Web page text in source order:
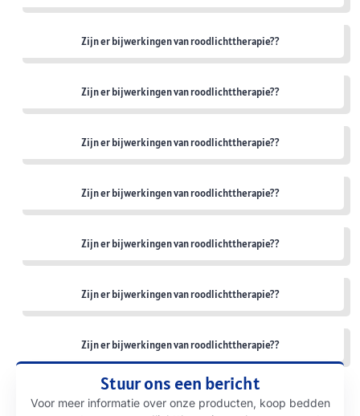
Zijn er bijwerkingen van roodlichttherapie??
Zijn er bijwerkingen van roodlichttherapie??
Zijn er bijwerkingen van roodlichttherapie??
Zijn er bijwerkingen van roodlichttherapie??
Zijn er bijwerkingen van roodlichttherapie??
Zijn er bijwerkingen van roodlichttherapie??
Zijn er bijwerkingen van roodlichttherapie??
Stuur ons een bericht
Voor meer informatie over onze producten, koop bedden